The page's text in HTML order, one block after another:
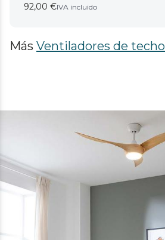
92,00 €IVA incluido
Más Ventiladores de techo